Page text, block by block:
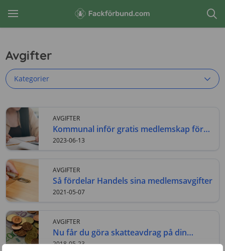
Avgifter
AVGIFTER
Kommunal inför gratis medlemskap för
studerande
2023-06-13
AVGIFTER
Så fördelar Handels sina medlemsavgifter
2021-05-07
AVGIFTER
Nu får du göra skatteavdrag på din
fackavgift
2018-05-23
Kategorier